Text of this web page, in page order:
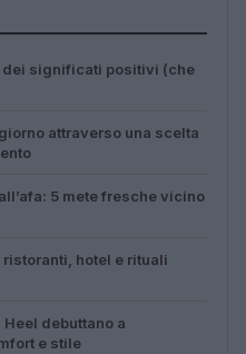
dei significati positivi (che
attraverso una scelta
5 mete fresche vicino
hotel e rituali
debuttano a
e stile